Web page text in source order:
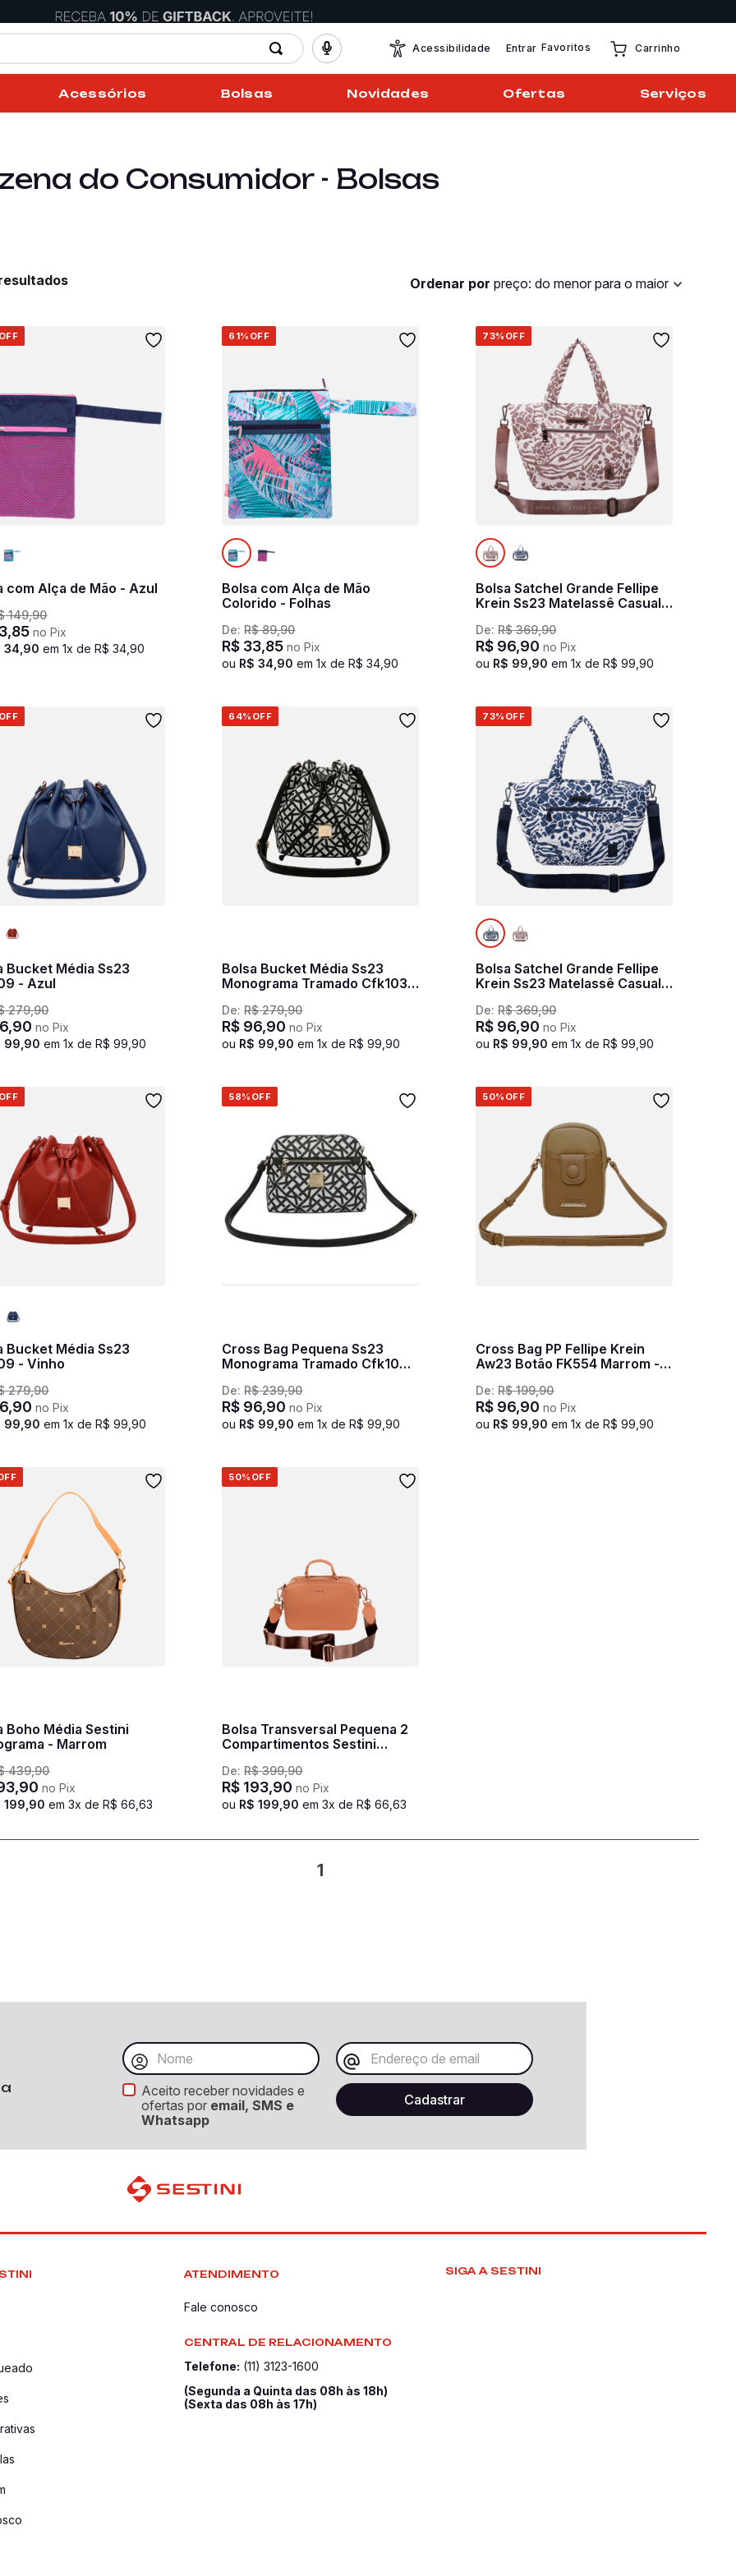
Acessibilidade Entrar Favoritos Carrinho
Acessórios Bolsas Novidades Ofertas Serviços
do Consumidor - Bolsas
Ordenar por preço: do menor para o maior
OFF
com Alça de Mão - Azul
149,90
,85 no Pix
34 90 em1x deR$ 34 ,90
61% OFF
Bolsa com Alça de Mão
Colorido - Folhas
De:R$ 89,90
R$ 33,85 no Pix
ou R$ 34 90 em1x deR$ 34 ,90
73% OFF
Bolsa Satchel Grande Fellipe
Krein Ss23 Matelassê Casual
De:R$ 369,90
R$ 96,90 no Pix
ou R$ 99 90 em1x deR$ 99 ,90
OFF
Bucket Média Ss23
- Azul
279,90
,90 no Pix
99 90 em1x deR$ 99 ,90
64% OFF
Bolsa Bucket Média Ss23
Monograma Tramado Cfk103 -
De:R$ 279,90
R$ 96,90 no Pix
ou R$ 99 90 em1x deR$ 99 ,90
73% OFF
Bolsa Satchel Grande Fellipe
Krein Ss23 Matelassê Casual
De:R$ 369,90
R$ 96,90 no Pix
ou R$ 99 90 em1x deR$ 99 ,90
OFF
Bucket Média Ss23
- Vinho
279,90
,90 no Pix
99 90 em1x deR$ 99 ,90
58% OFF
Cross Bag Pequena Ss23
Monograma Tramado Cfk106 -
De:R$ 239,90
R$ 96,90 no Pix
ou R$ 99 90 em1x deR$ 99 ,90
50% OFF
Cross Bag PP Fellipe Krein
Aw23 Botão FK554 Marrom -
De:R$ 199,90
R$ 96,90 no Pix
ou R$ 99 90 em1x deR$ 99 ,90
Boho Média Sestini
- Marrom
439,90
,90 no Pix
199 90 em3x deR$ 66 ,63
50% OFF
Bolsa Transversal Pequena 2
Compartimentos Sestini
Caramelo
De:R$ 399,90
R$ 193,90 no Pix
ou R$ 199 90 em3x deR$ 66 ,63
1
Aceito receber novidades e
ofertas por email, SMS e
Whatsapp
ATENDIMENTO
Fale conosco
CENTRAL DE RELACIONAMENTO
Telefone: (11) 3123-1600
(Segunda a Quinta das 08h às 18h)
(Sexta das 08h às 17h)
SIGA A SESTINI